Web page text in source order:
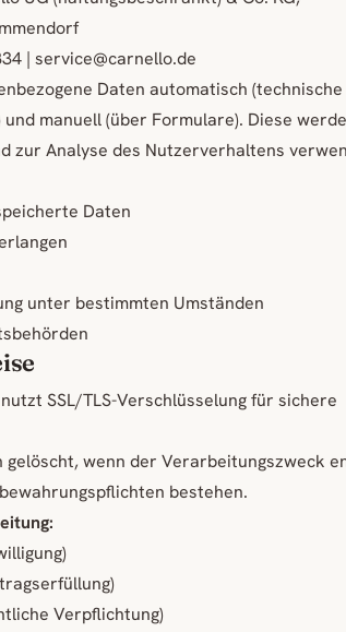
| service@carnello.de
Daten automatisch
manuell (über Formulare). Diese
zur Analyse des Nutzerverhaltens
Daten
unter bestimmten Umständen
SSL/TLS-Verschlüsselung für sichere
gelöscht, wenn der Verarbeitungszweck
bestehen.
Verpflichtung)